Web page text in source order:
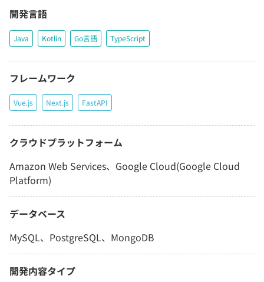
開発言語
Java Kotlin Go言語 TypeScript
フレームワーク
Vue.js Next.js FastAPI
クラウドプラットフォーム
Amazon Web Services、Google Cloud(Google Cloud
Platform)
データベース
MySQL、PostgreSQL、MongoDB
開発内容タイプ